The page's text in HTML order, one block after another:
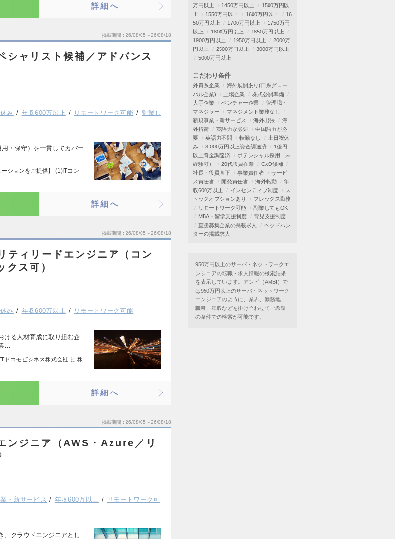
詳細へ
掲載期間 26/08/05～26/08/18
シャリスト候補／アドバンス
み 年収600万以上 リモートワーク可能
副業し
・保守）を一貫してカバー
ションをご提供】 (1)ITコン
詳細へ
掲載期間 26/08/05～26/08/18
ティリードエンジニア（コン
クス可）
み 年収600万以上 リモートワーク可能
ける人材育成に取り組む企
…
ドコモビジネス株式会社 と 株
詳細へ
掲載期間 26/08/05～26/08/18
ンジニア（AWS・Azure／リ
・新サービス 年収600万以上
リモートワーク可
、クラウドエンジニアとし
万円以上
1450万円以上
1500万円以
上
1550万円以上 1600万円以上
16
50万円以上
1700万円以上
1750万円
以上
1800万円以上
1850万円以上
1900万円以上
1950万円以上
2000万
円以上
2500万円以上
3000万円以上
5000万円以上
こだわり条件
外資系企業
海外展開あり(日系グロー
バル企業)
上場企業
株式公開準備
大手企業
ベンチャー企業
管理職・
マネジャー
マネジメント業務なし
新規事業・新サービス
海外出張
海
外折衝
英語力が必要
中国語力が必
要
英語力不問 転勤なし
土日祝休
み
3,000万円以上資金調達済
1億円
以上資金調達済
ポテンシャル採用（未
経験可）
20代役員在籍
CxO候補
社長・役員直下
事業責任者
サービ
ス責任者
開発責任者 海外転勤
年
収600万以上
インセンティブ制度
ス
トックオプションあり
フレックス勤務
リモートワーク可能
副業してもOK
MBA・留学支援制度
育児支援制度
直接募集企業の掲載求人
ヘッドハン
ターの掲載求人
950万円以上のサーバ・ネットワークエ
ンジニアの転職・求人情報の検索結果
を表示しています。アンビ（AMBI）で
は950万円以上のサーバ・ネットワーク
エンジニアのように、業界、勤務地、
職種、年収などを掛け合わせてご希望
の条件での検索が可能です。